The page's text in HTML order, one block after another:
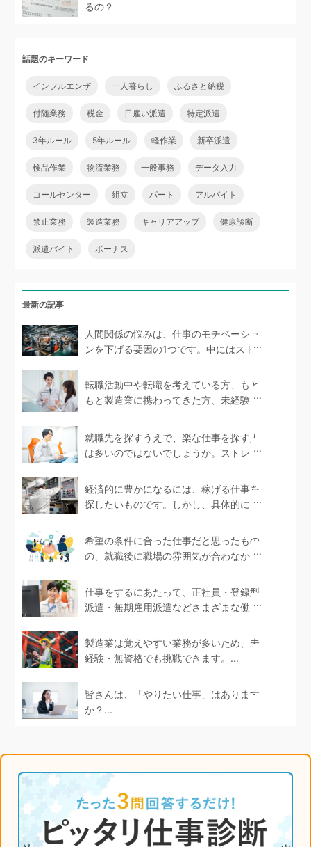
るの？
話題のキーワード
インフルエンザ 一人暮らし ふるさと納税
付随業務 税金 日雇い派遣 特定派遣
3年ルール 5年ルール 軽作業 新卒派遣
検品作業 物流業務 一般事務 データ入力
コールセンター 組立 パート アルバイト
禁止業務 製造業務 キャリアアップ 健康診断
派遣バイト ボーナス
最新の記事
人間関係の悩みは、仕事のモチベーショ
ンを下げる要因の1つです。中にはストレ
転職活動中や転職を考えている方、もと
もと製造業に携わってきた方、未経験者
就職先を探すうえで、楽な仕事を探す人
は多いのではないでしょうか。ストレス
経済的に豊かになるには、稼げる仕事を
探したいものです。しかし、具体的にど
希望の条件に合った仕事だと思ったもの
の、就職後に職場の雰囲気が合わなかっ
仕事をするにあたって、正社員・登録型
派遣・無期雇用派遣などさまざまな働き
製造業は覚えやすい業務が多いため、未
経験・無資格でも挑戦できます。...
皆さんは、「やりたい仕事」はあります
か？...